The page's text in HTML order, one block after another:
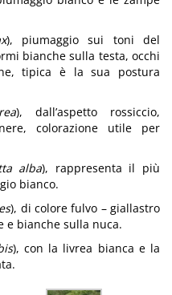
), piumaggio sui toni del
bianche sulla testa, occhi
tipica è la sua postura
), dall’aspetto rossiccio,
colorazione utile per
alba), rappresenta il più
bianco.
), di colore fulvo – giallastro
e bianche sulla nuca.
), con la livrea bianca e la